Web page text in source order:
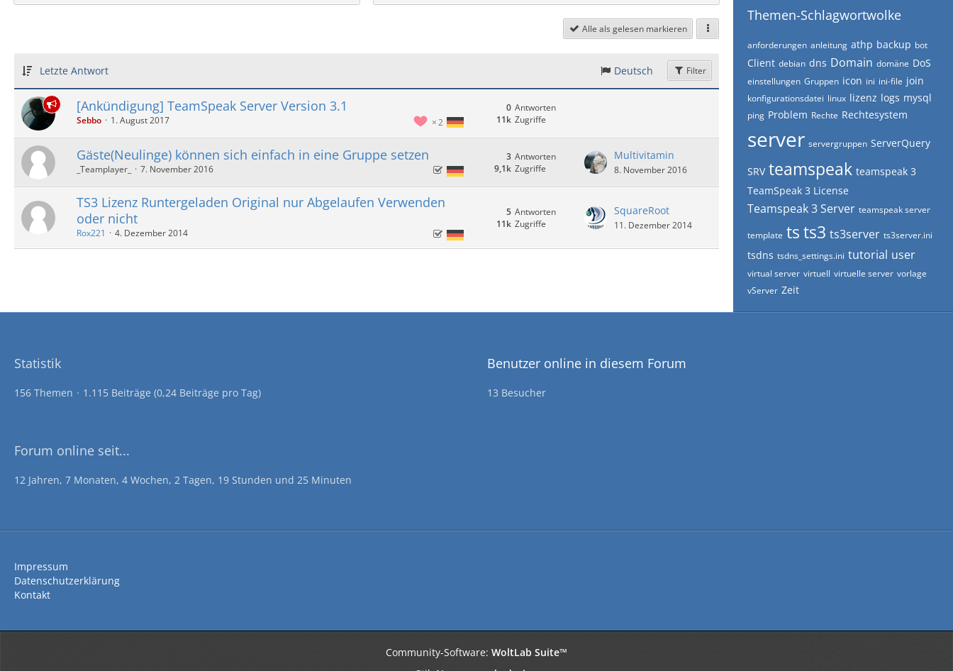
Alle als gelesen markieren
Letzte Antwort Deutsch Filter
[Ankündigung] TeamSpeak Server Version 3.1
2
Sebbo 1. August 2017
Antworten
0
Zugriffe
11k
Gäste(Neulinge) können sich einfach in eine Gruppe setzen
_Teamplayer_ 7. November 2016
Antworten
3
Zugriffe
9,1k
Multivitamin
8. November 2016
TS3 Lizenz Runtergeladen Original nur Abgelaufen Verwenden
oder nicht
Rox221 4. Dezember 2014
Antworten
5
Zugriffe
11k
SquareRoot
11. Dezember 2014
Themen-Schlagwortwolke
anforderungen anleitung athp backup bot
Client debian dns Domain domäne DoS
einstellungen Gruppen icon ini ini-file join
konfigurationsdatei linux lizenz logs mysql
ping Problem Rechte Rechtesystem
server servergruppen ServerQuery
SRV teamspeak teamspeak 3
TeamSpeak 3 License
Teamspeak 3 Server teamspeak server
template tsts3 ts3server ts3server.ini
tsdns tsdns_settings.ini tutorial user
virtual server virtuell virtuelle server vorlage
vServer Zeit
Statistik
156 Themen 1.115 Beiträge (0,24 Beiträge pro Tag)
Benutzer online in diesem Forum
13 Besucher
Forum online seit...
12 Jahren, 7 Monaten, 4 Wochen, 2 Tagen, 19 Stunden und 25 Minuten
Impressum
Datenschutzerklärung
Kontakt
Community-Software: WoltLab Suite™